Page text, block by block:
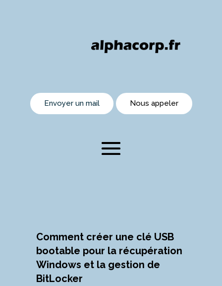
Envoyer un mail Nous appeler
Comment créer une clé USB
bootable pour la récupération
Windows et la gestion de
BitLocker